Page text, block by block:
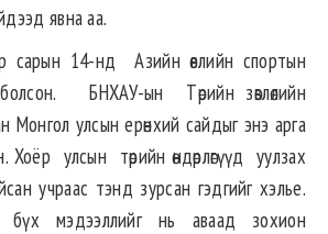
явна аа.
сарын 14-нд Азийн өвлийн спортын
БНХАУ-ын Төрийн зөвлөлийн
Монгол улсын ерөнхий сайдыг энэ арга
Хоёр улсын төрийн өндөрлөгүүд уулзах
учраас тэнд зурсан гэдгийг хэлье.
бүх мэдээллийг нь аваад зохион